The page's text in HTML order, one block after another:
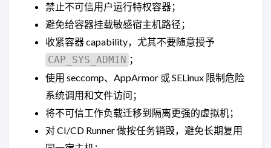
禁止不可信用户运行特权容器；
避免给容器挂载敏感宿主机路径；
收紧容器 capability，尤其不要随意授予
CAP_SYS_ADMIN ；
使用 seccomp、AppArmor 或 SELinux 限制危险
系统调用和文件访问；
将不可信工作负载迁移到隔离更强的虚拟机；
对 CI/CD Runner 做按任务销毁，避免长期复用